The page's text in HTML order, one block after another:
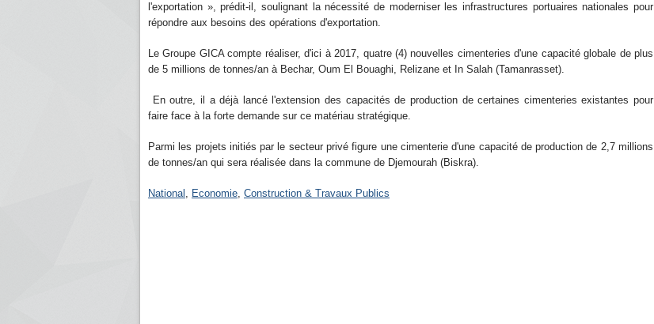
l'exportation », prédit-il, soulignant la nécessité de moderniser les infrastructures portuaires nationales pour
répondre aux besoins des opérations d'exportation.
Le Groupe GICA compte réaliser, d'ici à 2017, quatre (4) nouvelles cimenteries d'une capacité globale de plus
de 5 millions de tonnes/an à Bechar, Oum El Bouaghi, Relizane et In Salah (Tamanrasset).
En outre, il a déjà lancé l'extension des capacités de production de certaines cimenteries existantes pour
faire face à la forte demande sur ce matériau stratégique.
Parmi les projets initiés par le secteur privé figure une cimenterie d'une capacité de production de 2,7 millions
de tonnes/an qui sera réalisée dans la commune de Djemourah (Biskra).
National , Economie, Construction & Travaux Publics